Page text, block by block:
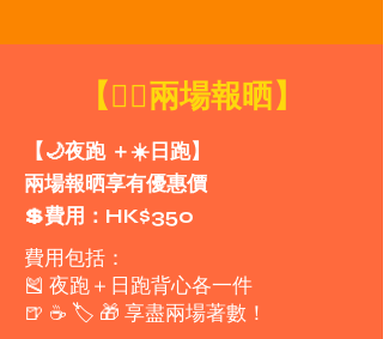
【✌🏼兩場報晒】
【🌙夜跑 ＋☀️日跑】
兩場報晒享有優惠價
💲費用：HK$350
費用包括：
🎽 夜跑＋日跑背心各一件
🍺 ☕️ 🏷 🎁 享盡兩場著數！